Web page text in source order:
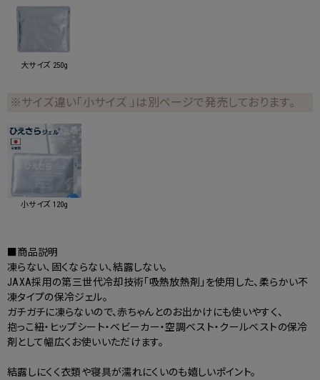
大サイズ 250g
※サイズ違い「小サイズ 」は別ページで発売しております。
小サイズ 120g
■商品説明
凍らない、固くならない、結露しない。
JAXA採用の第三世代冷却技術「吸熱放熱剤」を使用した、柔らかい不
凍タイプの保冷ジェル。
ガチガチに凍らないので、赤ちゃんとのお出かけにも使いやすく、
抱っこ紐・ヒップシート・ベビーカー・空調ベスト・クールベストの保冷
剤として幅広くお使いいただけます。
結露しにくく衣類や寝具が濡れにくいのも嬉しいポイント。